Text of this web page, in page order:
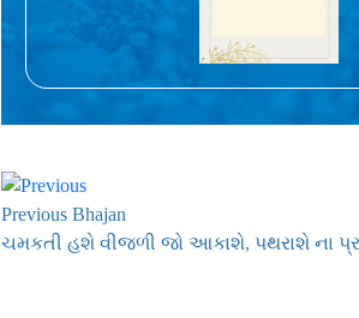
Previous Bhajan
ચમકતી હશે વીજળી જો આકાશે, પથરાશે ના